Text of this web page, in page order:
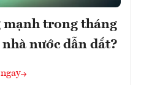
mạnh trong tháng
nước dẫn dắt?